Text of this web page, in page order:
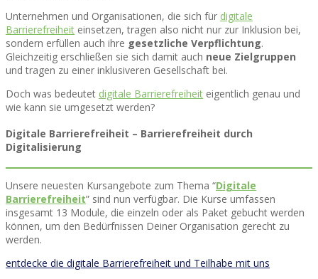
Unternehmen und Organisationen, die sich für digitale
Barrierefreiheit einsetzen, tragen also nicht nur zur Inklusion bei,
sondern erfüllen auch ihre gesetzliche Verpflichtung.
Gleichzeitig erschließen sie sich damit auch neue Zielgruppen
und tragen zu einer inklusiveren Gesellschaft bei.
Doch was bedeutet digitale Barrierefreiheit eigentlich genau und
wie kann sie umgesetzt werden?
Digitale Barrierefreiheit – Barrierefreiheit durch
Digitalisierung
Unsere neuesten Kursangebote zum Thema “Digitale
Barrierefreiheit” sind nun verfügbar. Die Kurse umfassen
insgesamt 13 Module, die einzeln oder als Paket gebucht werden
können, um den Bedürfnissen Deiner Organisation gerecht zu
werden.
entdecke die digitale Barrierefreiheit und Teilhabe mit uns